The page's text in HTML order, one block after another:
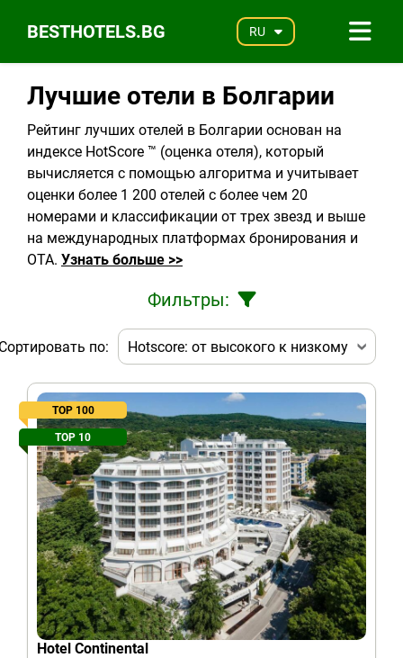
BESTHOTELS.BG RU
Лучшие отели в Болгарии
Рейтинг лучших отелей в Болгарии основан на
индексе HotScore ™ (оценка отеля), который
вычисляется с помощью алгоритма и учитывает
оценки более 1 200 отелей с более чем 20
номерами и классификации от трех звезд и выше
на международных платформах бронирования и
OTA. Узнать больше >>
Фильтры:
по:
TOP 100
TOP 10
Hotel Continental